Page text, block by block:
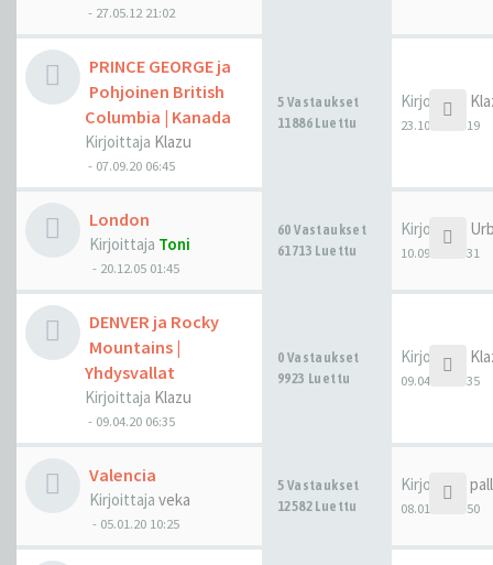
- 27.05.12 21:02
PRINCE GEORGE ja
Pohjoinen British
Columbia | Kanada
Kirjoittaja Klazu
- 07.09.20 06:45
5 Vastaukset
11886 Luettu
Kirjoittaja
23.10.20 04:19
London
Kirjoittaja Toni
- 20.12.05 01:45
60 Vastaukset
61713 Luettu
Kirjoittaja
10.09.20 19:31
DENVER ja Rocky
Mountains |
Yhdysvallat
Kirjoittaja Klazu
- 09.04.20 06:35
0 Vastaukset
9923 Luettu
Kirjoittaja
09.04.20 06:35
Valencia
Kirjoittaja veka
- 05.01.20 10:25
5 Vastaukset
12582 Luettu
Kirjoittaja
08.01.20 11:50